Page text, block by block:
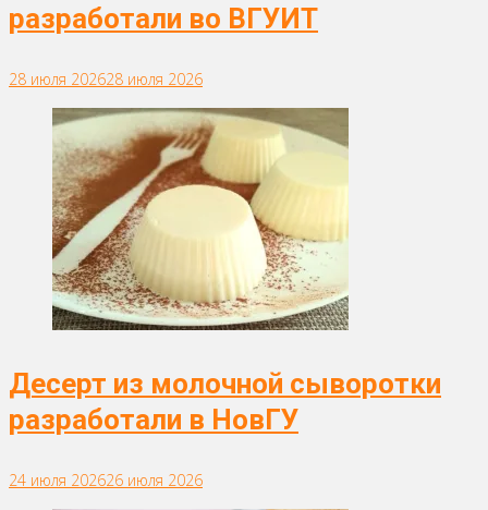
разработали во ВГУИТ
28 июля 202628 июля 2026
Десерт из молочной сыворотки
разработали в НовГУ
24 июля 202626 июля 2026